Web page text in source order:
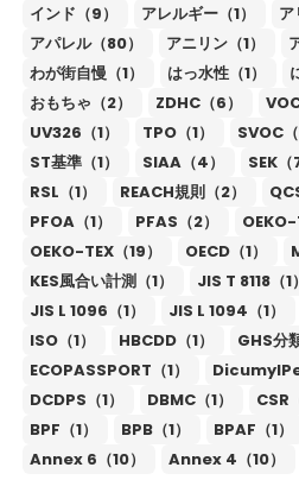
インド（9）
アレルギー（1）
ア
アパレル（80）
アニリン（1）
わが街自慢（1）
はっ水性（1）
おもちゃ（2）
ZDHC（6）
UV326（1）
TPO（1） SVOC（
ST基準（1）
SIAA（4） SEK（
RSL（1）
REACH規則（2）
PFOA（1）
PFAS（2）
OEKO-
OEKO-TEX（19）
OECD（1）
KES風合い計測（1）
JIS T 8118（1）
JIS L 1096（1）
JIS L 1094（1）
ISO（1）
HBCDD（1） GHS分
ECOPASSPORT（1）
DCDPS（1）
DBMC（1） CSR
BPF（1）
BPB（1） BPAF（1）
Annex 6（10）
Annex 4（10）